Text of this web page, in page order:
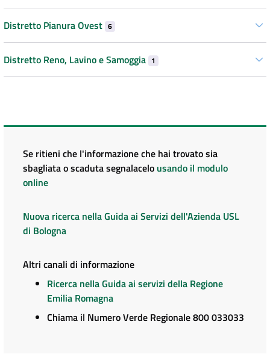
Distretto Pianura Ovest 6
Distretto Reno, Lavino e Samoggia 1
Se ritieni che l'informazione che hai trovato sia
sbagliata o scaduta segnalacelo usando il modulo
online
Nuova ricerca nella Guida ai Servizi dell'Azienda USL
di Bologna
Altri canali di informazione
Ricerca nella Guida ai servizi della Regione
Emilia Romagna
Chiama il Numero Verde Regionale 800 033033